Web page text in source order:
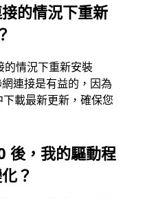
的情況下重新
的情況下重新安裝
連接是有益的，因為
載最新更新，確保您
後，我的驅動程
？